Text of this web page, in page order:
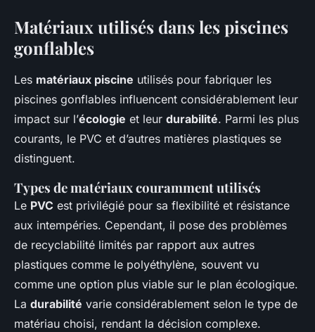
Matériaux utilisés dans les piscines
gonflables
Les matériaux piscine utilisés pour fabriquer les
piscines gonflables influencent considérablement leur
impact sur l’écologie et leur durabilité. Parmi les plus
courants, le PVC et d’autres matières plastiques se
distinguent.
Types de matériaux couramment utilisés
Le PVC est privilégié pour sa flexibilité et résistance
aux intempéries. Cependant, il pose des problèmes
de recyclabilité limités par rapport aux autres
plastiques comme le polyéthylène, souvent vu
comme une option plus viable sur le plan écologique.
La durabilité varie considérablement selon le type de
matériau choisi, rendant la décision complexe.